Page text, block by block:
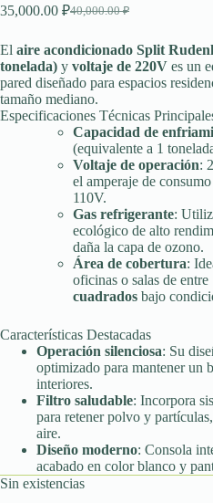
40,000.00₽
El
original
era:
40,000.00 ₽.
35,000.00 ₽
El
actual
es:
35,000.00 ₽.
El aire acondicionado Split
tonelada) y voltaje de 220V es un
pared diseñado para espacios
tamaño mediano.
Especificaciones Técnicas
Capacidad de
(equivalente a 1
Voltaje de operación:
el amperaje de
110V.
Gas refrigerante:
ecológico de alto
daña la capa de ozono.
Área de cobertura:
oficinas o salas de entre
cuadrados bajo
Características Destacadas
Operación silenciosa: Su
optimizado para mantener un
interiores.
Filtro saludable: Incorpora
para retener polvo y
aire.
Diseño moderno: Consola
acabado en color blanco y
Sin existencias